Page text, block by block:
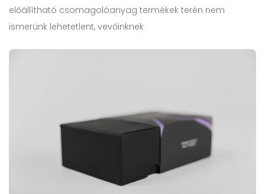
előállítható csomagolóanyag termékek terén nem
ismerünk lehetetlent, vevőinknek